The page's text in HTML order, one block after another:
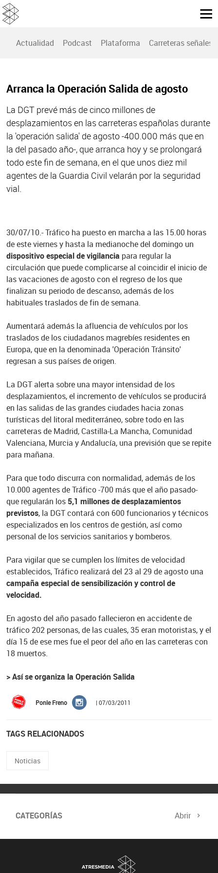
Actualidad Podcast Plataforma Carreteras señales
Arranca la Operación Salida de agosto
La DGT prevé más de cinco millones de
desplazamientos en las carreteras españolas durante
la 'operación salida' de agosto -400.000 más que en
la del pasado año-, que arranca hoy y se prolongará
todo este fin de semana, en el que unos diez mil
agentes de la Guardia Civil velarán por la seguridad
vial.
30/07/10.- Tráfico ha puesto en marcha a las 15.00 horas
de este viernes y hasta la medianoche del domingo un
dispositivo especial de vigilancia para regular la
circulación que puede complicarse al coincidir el inicio de
las vacaciones de agosto con el regreso de los que
finalizan su periodo de descanso, además de los
habituales traslados de fin de semana.
Aumentará además la afluencia de vehículos por los
traslados de los ciudadanos magrebíes residentes en
Europa, que en la denominada 'Operación Tránsito'
regresan a sus países de origen.
La DGT alerta sobre una mayor intensidad de los
desplazamientos, el incremento de vehículos se producirá
en las salidas de las grandes ciudades hacia zonas
turísticas del litoral mediterráneo, sobre todo en las
carreteras de Madrid, Castilla-La Mancha, Comunidad
Valenciana, Murcia y Andalucía, una previsión que se repite
para mañana.
Para que todo discurra con normalidad, además de los
10.000 agentes de Tráfico -700 más que el año pasado-
que regularán los5,1 millones de desplazamientos
previstos, la DGT contará con 600 funcionarios y técnicos
especializados en los centros de gestión, así como
personal de los servicios sanitarios y bomberos.
Para vigilar que se cumplen los límites de velocidad
establecidos, Tráfico realizará del 23 al 29 de agosto una
campaña especial de sensibilización y control de
velocidad.
En agosto del año pasado fallecieron en accidente de
tráfico 202 personas, de las cuales, 35 eran motoristas, y el
día 15 de ese mes fue el peor del año en las carreteras con
18 muertos.
> Así se organiza la Operación Salida
Ponle Freno | 07/03/2011
TAGS RELACIONADOS
Noticias
CATEGORÍAS Abrir